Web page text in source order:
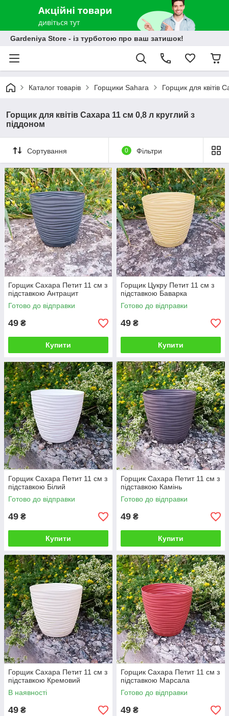
Gardeniya Store - із турботою про ваш затишок!
Каталог товарів Горщики Sahara Горщик для квітів
Горщик для квітів Сахара 11 см 0,8 л круглий з
піддоном
Сортування 0 Фільтри
Горщик Сахара Петит 11 см з
підставкою Антрацит
Готово до відправки
49 ₴
Купити
Горщик Цукру Петит 11 см з
підставкою Баварка
Готово до відправки
49 ₴
Купити
Горщик Сахара Петит 11 см з
підставкою Білий
Готово до відправки
49 ₴
Купити
Горщик Сахара Петит 11 см з
підставкою Камінь
Готово до відправки
49 ₴
Купити
Горщик Сахара Петит 11 см з
підставкою Кремовий
В наявності
49 ₴
Горщик Сахара Петит 11 см з
підставкою Марсала
Готово до відправки
49 ₴